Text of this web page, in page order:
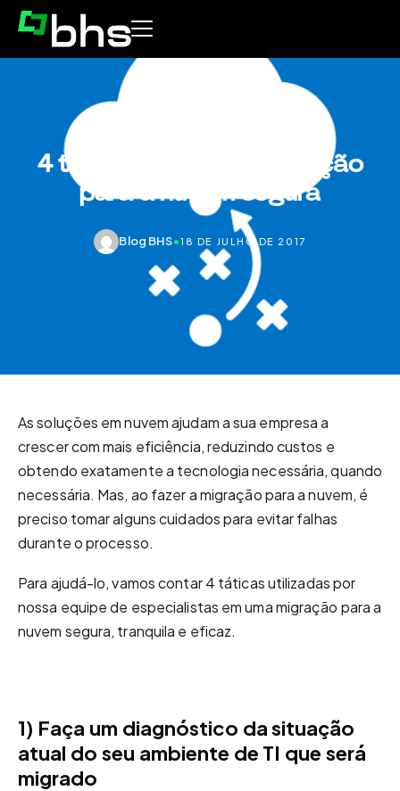
4 táticas para uma migração
para a nuvem segura
Blog BHS•18 DE JULHO DE 2017
As soluções em nuvem ajudam a sua empresa a
crescer com mais eficiência, reduzindo custos e
obtendo exatamente a tecnologia necessária, quando
necessária. Mas, ao fazer a migração para a nuvem, é
preciso tomar alguns cuidados para evitar falhas
durante o processo.
Para ajudá-lo, vamos contar 4 táticas utilizadas por
nossa equipe de especialistas em uma migração para a
nuvem segura, tranquila e eficaz.
1) Faça um diagnóstico da situação
atual do seu ambiente de TI que será
migrado